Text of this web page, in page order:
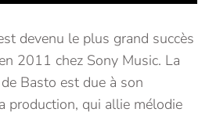
devenu le plus grand succès
2011 chez Sony Music. La
Basto est due à son
production, qui allie mélodie